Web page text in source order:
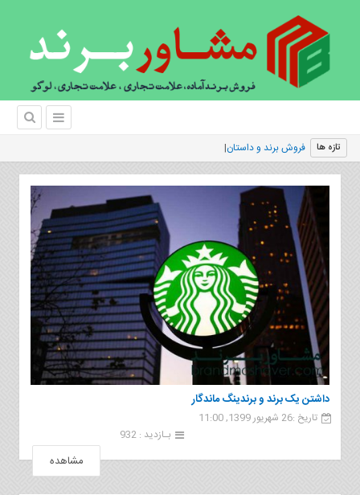
تازه ها فروش برند و داستان برند تخفیفان
داشتن یک برند و برندینگ ماندگار
تاریخ :26 شهریور 1399, 11:00
بـازدید : 932
مشاهده